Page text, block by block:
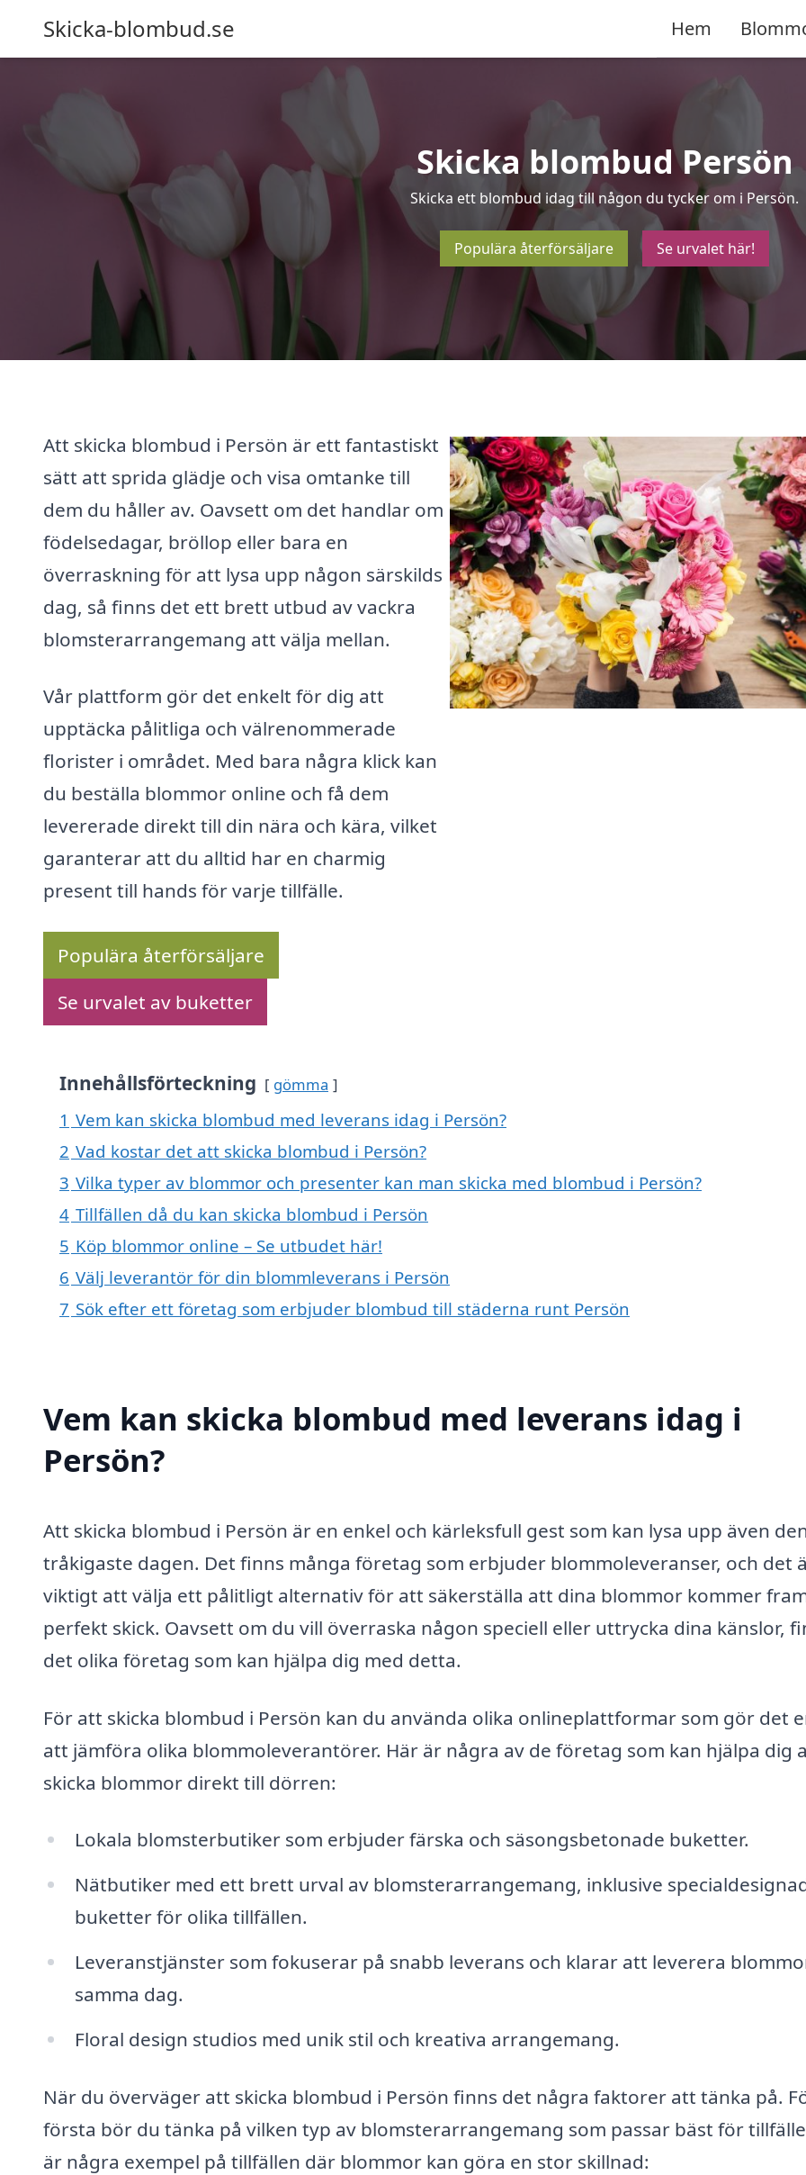
Skicka-blombud.se Hem
Skicka blombud Persön
Skicka ett blombud idag till någon du tycker om i Persön.
Populära återförsäljare Se urvalet här!
Att skicka blombud i Persön är ett fantastiskt
sätt att sprida glädje och visa omtanke till
dem du håller av. Oavsett om det handlar om
födelsedagar, bröllop eller bara en
överraskning för att lysa upp någon särskilds
dag, så finns det ett brett utbud av vackra
blomsterarrangemang att välja mellan.
Vår plattform gör det enkelt för dig att
upptäcka pålitliga och välrenommerade
florister i området. Med bara några klick kan
du beställa blommor online och få dem
levererade direkt till din nära och kära, vilket
garanterar att du alltid har en charmig
present till hands för varje tillfälle.
Populära återförsäljare
Se urvalet av buketter
Innehållsförteckning gömma
1 Vem kan skicka blombud med leverans idag i Persön?
2 Vad kostar det att skicka blombud i Persön?
3 Vilka typer av blommor och presenter kan man skicka med blombud i Persön?
4 Tillfällen då du kan skicka blombud i Persön
5 Köp blommor online – Se utbudet här!
6 Välj leverantör för din blommleverans i Persön
7 Sök efter ett företag som erbjuder blombud till städerna runt Persön
Vem kan skicka blombud med leverans idag i
Persön?
Att skicka blombud i Persön är en enkel och kärleksfull gest som kan lysa upp även
tråkigaste dagen. Det finns många företag som erbjuder blommoleveranser, och det
viktigt att välja ett pålitligt alternativ för att säkerställa att dina blommor kommer
perfekt skick. Oavsett om du vill överraska någon speciell eller uttrycka dina känslor,
det olika företag som kan hjälpa dig med detta.
För att skicka blombud i Persön kan du använda olika onlineplattformar som gör det
att jämföra olika blommoleverantörer. Här är några av de företag som kan hjälpa dig
skicka blommor direkt till dörren:
Lokala blomsterbutiker som erbjuder färska och säsongsbetonade buketter.
Nätbutiker med ett brett urval av blomsterarrangemang, inklusive
buketter för olika tillfällen.
Leveranstjänster som fokuserar på snabb leverans och klarar att leverera
samma dag.
Floral design studios med unik stil och kreativa arrangemang.
När du överväger att skicka blombud i Persön finns det några faktorer att tänka på.
första bör du tänka på vilken typ av blomsterarrangemang som passar bäst för
är några exempel på tillfällen där blommor kan göra en stor skillnad: